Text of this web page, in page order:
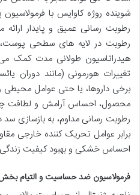
شوینده روژه کاوایس با
رطوبت رسانی عمیق و پایدار
رطوبت در لایه های سطحی پوست،
هیدراتاسیون طولانی مدت کمک
تغییرات هورمونی (مانند دوران
برخی داروها، یا حتی عوامل محیطی
محصول، احساس آرامش و لطافت
رطوبت رسانی مداوم، به بازسازی
برابر عوامل تحریک کننده خارجی
احساس خشکی و بهبود کیفیت زندگی
فرمولاسیون ضد حساسیت و التیام